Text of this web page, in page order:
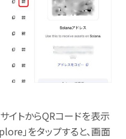
イトからQRコードを表示
」をタップすると、画面